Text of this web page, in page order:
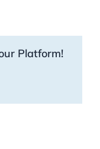
Platform!